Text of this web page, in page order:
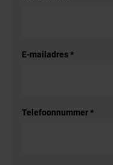
E-mailadres*
Telefoonnummer*